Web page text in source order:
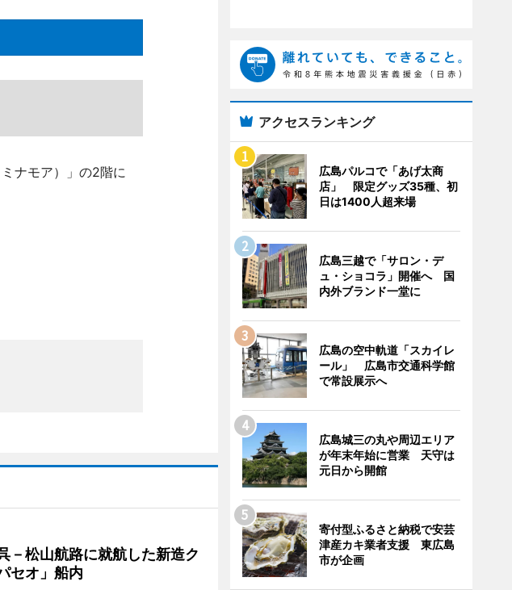
ナモア）」の2階に
－松山航路に就航した新造ク
セオ」船内
アクセスランキング
広島パルコで「あげ太商
店」 限定グッズ35種、初
日は1400人超来場
広島三越で「サロン・デ
ュ・ショコラ」開催へ 国
内外ブランド一堂に
広島の空中軌道「スカイレ
ール」 広島市交通科学館
で常設展示へ
広島城三の丸や周辺エリア
が年末年始に営業 天守は
元日から開館
寄付型ふるさと納税で安芸
津産カキ業者支援 東広島
市が企画